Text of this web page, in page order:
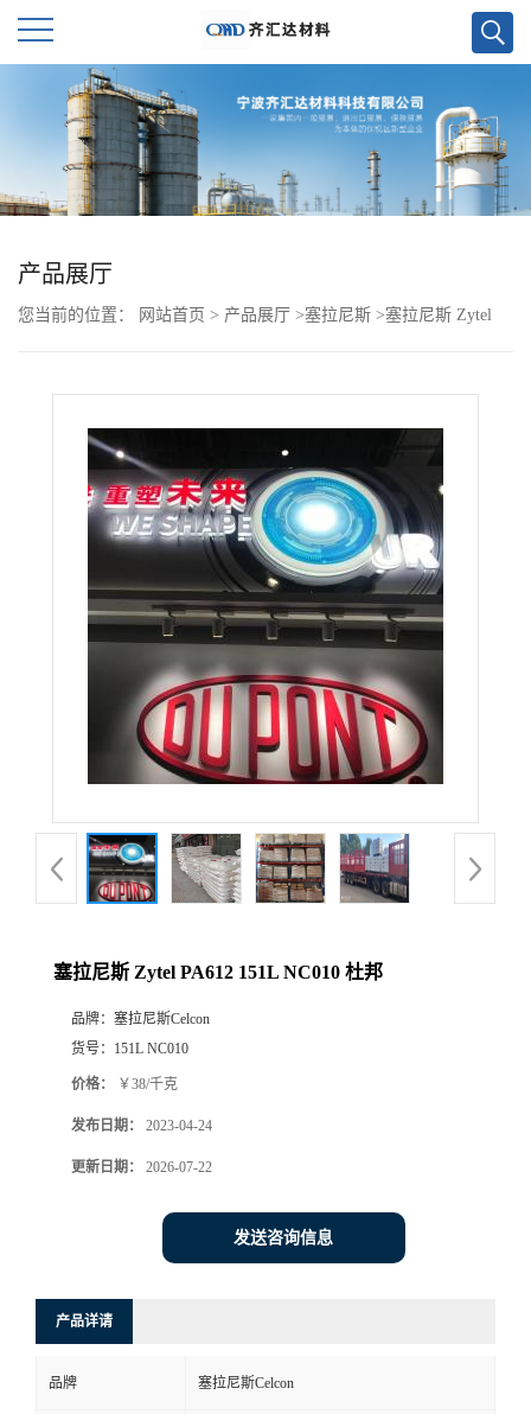
首
页
公
品
厅
系
产品展厅
您当前的位置： 网站首页 > 产品展厅 >塞拉尼斯 >塞拉尼斯 Zytel
塞拉尼斯 Zytel PA612 151L NC010 杜邦
品牌： 塞拉尼斯Celcon
货号： 151L NC010
价格： ￥38/千克
发布日期： 2023-04-24
更新日期： 2026-07-22
发送咨询信息
产品详请
品牌 塞拉尼斯Celcon